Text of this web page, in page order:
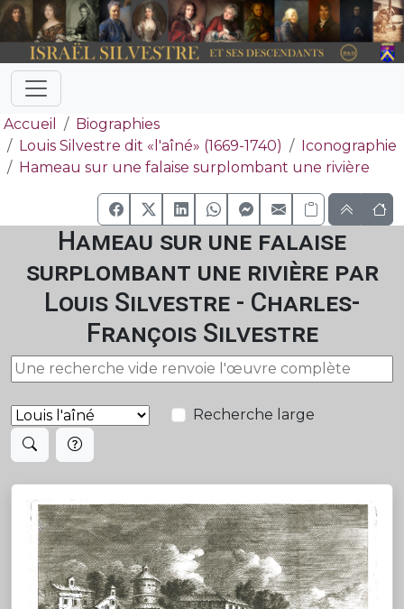
Accueil
Biographies
Louis Silvestre dit «l'aîné» (1669-1740)
Iconographie
Hameau sur une falaise surplombant une rivière
Hameau sur une falaise
surplombant une rivière par
Louis Silvestre - Charles-
François Silvestre
Recherche large